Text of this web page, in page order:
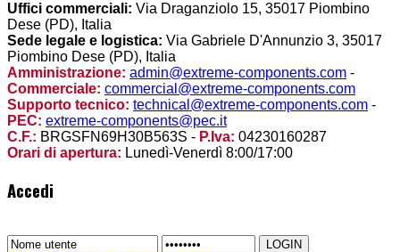
Uffici commerciali: Via Draganziolo 15, 35017 Piombino
Dese (PD), Italia
Sede legale e logistica: Via Gabriele D'Annunzio 3, 35017
Piombino Dese (PD), Italia
Amministrazione: admin@extreme-components.com -
Commerciale: commercial@extreme-components.com
Supporto tecnico: technical@extreme-components.com -
PEC: extreme-components@pec.it
C.F.: BRGSFN69H30B563S - P.Iva: 04230160287
Orari di apertura: Lunedì-Venerdì 8:00/17:00
Accedi